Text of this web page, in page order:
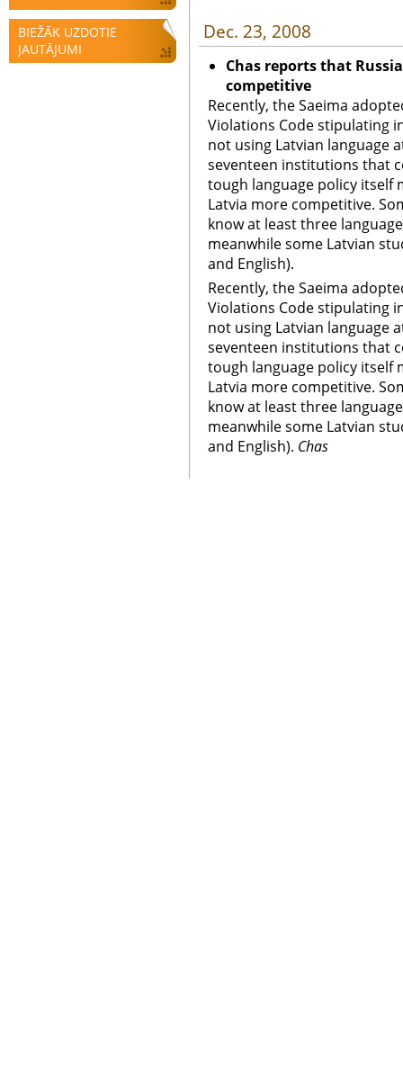
BIEŽĀK UZDOTIE
JAUTĀJUMI
Dec. 23, 2008
Chas reports that
competitive
Recently, the Saeima
Violations Code stipulating
not using Latvian language
seventeen institutions that
tough language policy itself
Latvia more competitive.
know at least three
meanwhile some Latvian
and English).
Recently, the Saeima
Violations Code stipulating
not using Latvian language
seventeen institutions that
tough language policy itself
Latvia more competitive.
know at least three
meanwhile some Latvian
and English). Chas